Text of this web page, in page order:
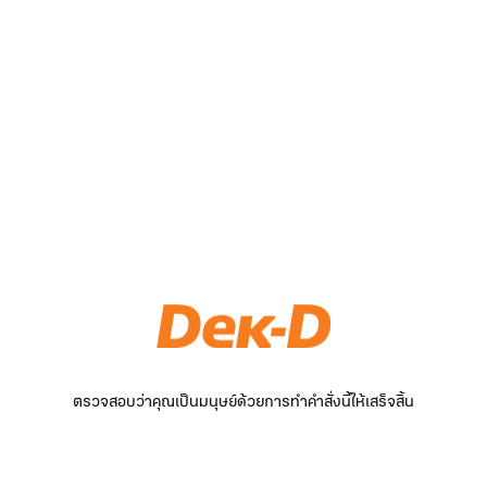
ตรวจสอบว่าคุณเป็นมนุษย์ด้วยการทำคำสั่งนี้ให้เสร็จสิ้น